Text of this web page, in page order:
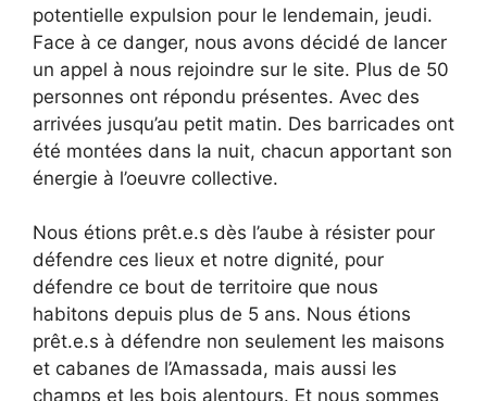
potentielle expulsion pour le lendemain, jeudi.
Face à ce danger, nous avons décidé de lancer
un appel à nous rejoindre sur le site. Plus de 50
personnes ont répondu présentes. Avec des
arrivées jusqu’au petit matin. Des barricades ont
été montées dans la nuit, chacun apportant son
énergie à l’oeuvre collective.
Nous étions prêt.e.s dès l’aube à résister pour
défendre ces lieux et notre dignité, pour
défendre ce bout de territoire que nous
habitons depuis plus de 5 ans. Nous étions
prêt.e.s à défendre non seulement les maisons
et cabanes de l’Amassada, mais aussi les
champs et les bois alentours. Et nous sommes